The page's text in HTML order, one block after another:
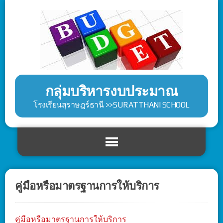
กลุ่มบริหารงบประมาณ
โรงเรียนสุราษฎร์ธานี >>SURATTHANI SCHOOL
คู่มือหรือมาตรฐานการให้บริการ
คู่มือหรือมาตรฐานการให้บริการ